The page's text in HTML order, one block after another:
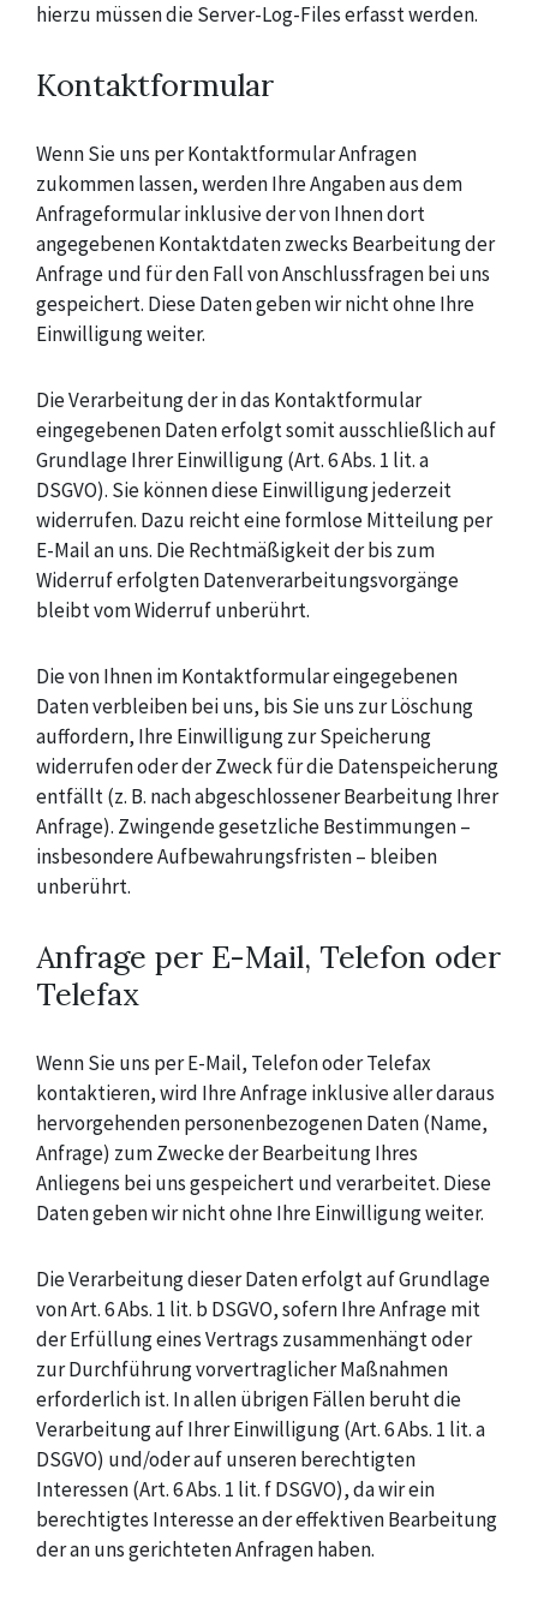
hierzu müssen die Server-Log-Files erfasst werden.
Kontaktformular
Wenn Sie uns per Kontaktformular Anfragen
zukommen lassen, werden Ihre Angaben aus dem
Anfrageformular inklusive der von Ihnen dort
angegebenen Kontaktdaten zwecks Bearbeitung der
Anfrage und für den Fall von Anschlussfragen bei uns
gespeichert. Diese Daten geben wir nicht ohne Ihre
Einwilligung weiter.
Die Verarbeitung der in das Kontaktformular
eingegebenen Daten erfolgt somit ausschließlich auf
Grundlage Ihrer Einwilligung (Art. 6 Abs. 1 lit. a
DSGVO). Sie können diese Einwilligung jederzeit
widerrufen. Dazu reicht eine formlose Mitteilung per
E-Mail an uns. Die Rechtmäßigkeit der bis zum
Widerruf erfolgten Datenverarbeitungsvorgänge
bleibt vom Widerruf unberührt.
Die von Ihnen im Kontaktformular eingegebenen
Daten verbleiben bei uns, bis Sie uns zur Löschung
auffordern, Ihre Einwilligung zur Speicherung
widerrufen oder der Zweck für die Datenspeicherung
entfällt (z. B. nach abgeschlossener Bearbeitung Ihrer
Anfrage). Zwingende gesetzliche Bestimmungen –
insbesondere Aufbewahrungsfristen – bleiben
unberührt.
Anfrage per E-Mail, Telefon oder
Telefax
Wenn Sie uns per E-Mail, Telefon oder Telefax
kontaktieren, wird Ihre Anfrage inklusive aller daraus
hervorgehenden personenbezogenen Daten (Name,
Anfrage) zum Zwecke der Bearbeitung Ihres
Anliegens bei uns gespeichert und verarbeitet. Diese
Daten geben wir nicht ohne Ihre Einwilligung weiter.
Die Verarbeitung dieser Daten erfolgt auf Grundlage
von Art. 6 Abs. 1 lit. b DSGVO, sofern Ihre Anfrage mit
der Erfüllung eines Vertrags zusammenhängt oder
zur Durchführung vorvertraglicher Maßnahmen
erforderlich ist. In allen übrigen Fällen beruht die
Verarbeitung auf Ihrer Einwilligung (Art. 6 Abs. 1 lit. a
DSGVO) und/oder auf unseren berechtigten
Interessen (Art. 6 Abs. 1 lit. f DSGVO), da wir ein
berechtigtes Interesse an der effektiven Bearbeitung
der an uns gerichteten Anfragen haben.